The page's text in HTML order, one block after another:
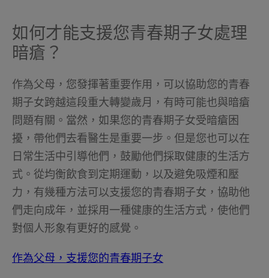
如何才能支援您青春期子女處理
暗瘡？
作為父母，您發揮著重要作用，可以協助您的青春
期子女跨越這段重大轉變歲月，有時可能也與暗瘡
問題有關。當然，如果您的青春期子女受暗瘡困
擾，帶他們去看醫生是重要一步。但是您也可以在
日常生活中引導他們，鼓勵他們採取健康的生活方
式。從均衡飲食到定期運動，以及避免吸煙和壓
力，有幾種方法可以支援您的青春期子女，協助他
們走向成年，並採用一種健康的生活方式，使他們
對個人形象有更好的感覺。
作為父母，支援您的青春期子女